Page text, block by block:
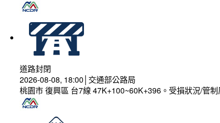
道路封閉
2026-08-08, 18:00│交通部公路局
桃園市 復興區 台7線 47K+100~60K+396。受損狀況/管